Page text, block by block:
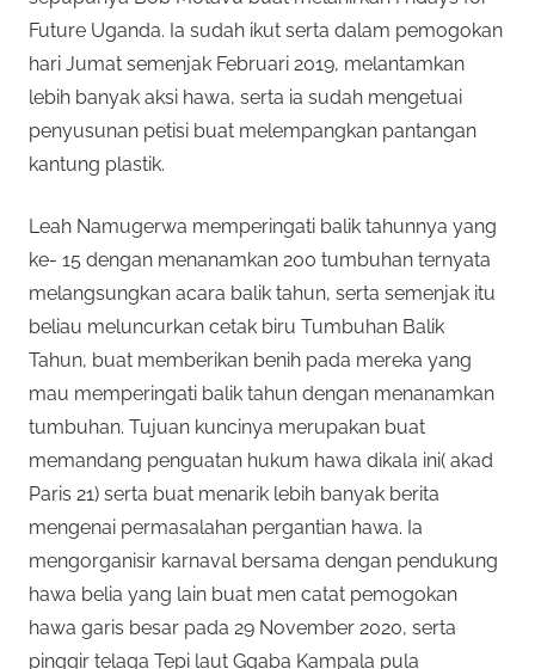
Future Uganda. Ia sudah ikut serta dalam pemogokan
hari Jumat semenjak Februari 2019, melantamkan
lebih banyak aksi hawa, serta ia sudah mengetuai
penyusunan petisi buat melempangkan pantangan
kantung plastik.
Leah Namugerwa memperingati balik tahunnya yang
ke- 15 dengan menanamkan 200 tumbuhan ternyata
melangsungkan acara balik tahun, serta semenjak itu
beliau meluncurkan cetak biru Tumbuhan Balik
Tahun, buat memberikan benih pada mereka yang
mau memperingati balik tahun dengan menanamkan
tumbuhan. Tujuan kuncinya merupakan buat
memandang penguatan hukum hawa dikala ini( akad
Paris 21) serta buat menarik lebih banyak berita
mengenai permasalahan pergantian hawa. Ia
mengorganisir karnaval bersama dengan pendukung
hawa belia yang lain buat men catat pemogokan
hawa garis besar pada 29 November 2020, serta
pinggir telaga Tepi laut Ggaba Kampala pula